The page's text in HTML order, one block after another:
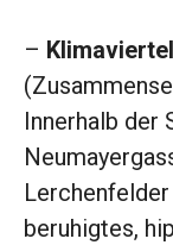
–
Innerhalb der
beruhigtes,